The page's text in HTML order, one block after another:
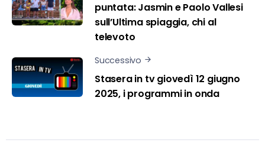
puntata: Jasmin e Paolo Vallesi
sull’Ultima spiaggia, chi al
televoto
Successivo
Stasera in tv giovedì 12 giugno
2025, i programmi in onda